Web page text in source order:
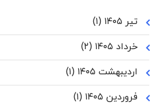
تیر ۱۴۰۵
(۱)
خرداد ۱۴۰۵
(۲)
اردیبهشت ۱۴۰۵
(۱)
فروردین ۱۴۰۵
(۱)